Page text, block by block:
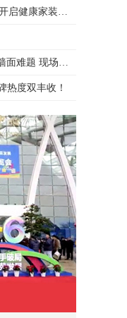
万华禾香生态无醛空间整装亮相云南建博会，开启健康家装新体验
展商回顾 | 久巴品牌惊艳亮相，硬核科技破解墙面难题 现场签约火爆！
热度双丰收！